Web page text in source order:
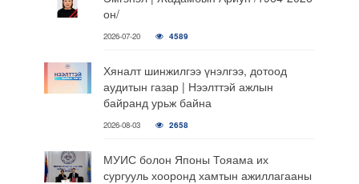
он/
2026-07-20 4589
Хяналт шинжилгээ үнэлгээ, дотоод
аудитын газар | Нээлттэй ажлын
байранд урьж байна
2026-08-03 2658
МУИС болон Японы Тояама их
сургууль хооронд хамтын ажиллагааны